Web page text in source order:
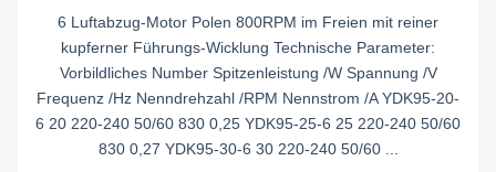
6 Luftabzug-Motor Polen 800RPM im Freien mit reiner
kupferner Führungs-Wicklung Technische Parameter:
Vorbildliches Number Spitzenleistung /W Spannung /V
Frequenz /Hz Nenndrehzahl /RPM Nennstrom /A YDK95-20-
6 20 220-240 50/60 830 0,25 YDK95-25-6 25 220-240 50/60
830 0,27 YDK95-30-6 30 220-240 50/60 ...